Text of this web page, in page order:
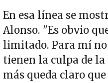
En esa línea se
Alonso. "Es obvio
limitado. Para mí
tienen la culpa de
más queda claro que